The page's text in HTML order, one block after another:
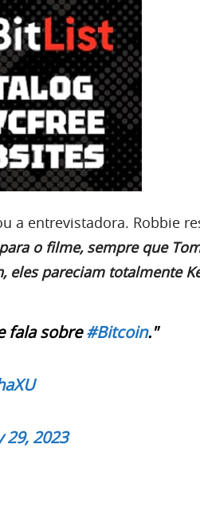
a entrevistadora. Robbie
o filme, sempre que
pareciam totalmente
fala sobre#Bitcoin."
29, 2023